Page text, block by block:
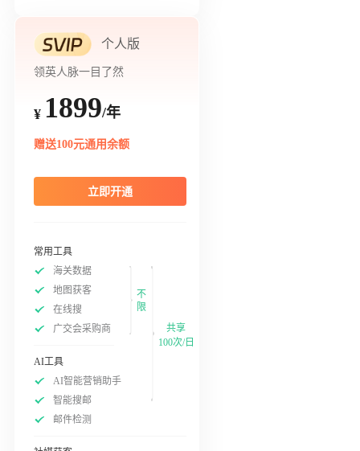
个人版
领英人脉一目了然
¥ 1899/年
赠送100元通用余额
立即开通
常用工具
海关数据
地图获客
在线搜
广交会采购商
不
限
AI工具
AI智能营销助手
智能搜邮
邮件检测
共享
100次/日